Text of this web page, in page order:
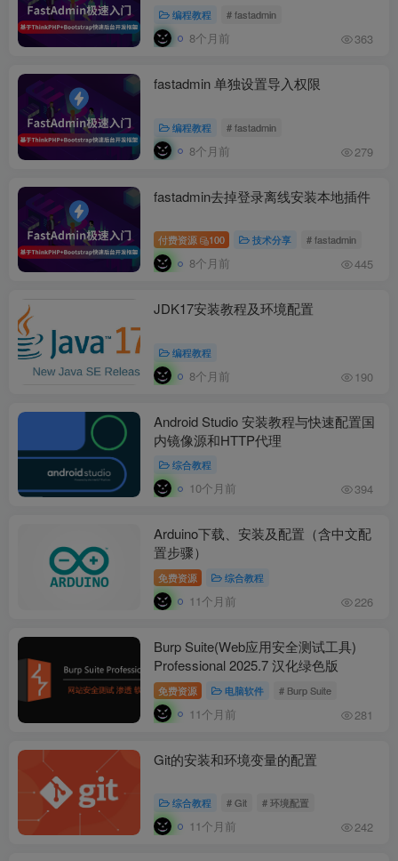
编程教程 # fastadmin
8个月前 363
fastadmin 单独设置导入权限
编程教程 # fastadmin
8个月前 279
fastadmin去掉登录离线安装本地插件
付费资源 100 技术分享 # fastadmin
8个月前 445
JDK17安装教程及环境配置
编程教程
8个月前 190
Android Studio 安装教程与快速配置国
内镜像源和HTTP代理
综合教程
10个月前 394
Arduino下载、安装及配置（含中文配
置步骤）
免费资源 综合教程
11个月前 226
Burp Suite(Web应用安全测试工具)
Professional 2025.7 汉化绿色版
免费资源 电脑软件 # Burp Suite
11个月前 281
Git的安装和环境变量的配置
综合教程 # Git # 环境配置
11个月前 242